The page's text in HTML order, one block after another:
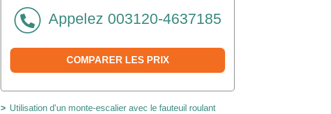
Appelez 003120-4637185
COMPARER LES PRIX
Utilisation d'un monte-escalier avec le fauteuil roulant